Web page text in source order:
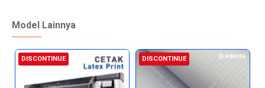
Model Lainnya
DISCONTINUE DISCONTINUE